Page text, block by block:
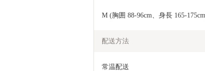
M (胸囲 88-96cm、身長 165-
配送方法
常温配送